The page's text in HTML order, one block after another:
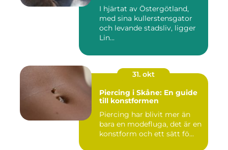
I hjärtat av Östergötland,
med sina kullerstensgator
och levande stadsliv, ligger
Lin...
31. okt
Piercing i Skåne: En guide
till konstformen
Piercing har blivit mer än
bara en modefluga, det är en
konstform och ett sätt fö...